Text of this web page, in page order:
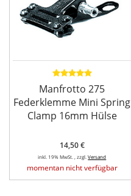
Manfrotto 275
Federklemme Mini Spring
Clamp 16mm Hülse
14,50 €
inkl. 19% MwSt. , zzgl.Versand
momentan nicht verfügbar